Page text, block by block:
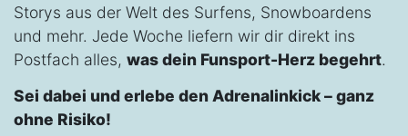
Storys aus der Welt des Surfens, Snowboardens
und mehr. Jede Woche liefern wir dir direkt ins
Postfach alles, was dein Funsport-Herz begehrt.
Sei dabei und erlebe den Adrenalinkick – ganz
ohne Risiko!